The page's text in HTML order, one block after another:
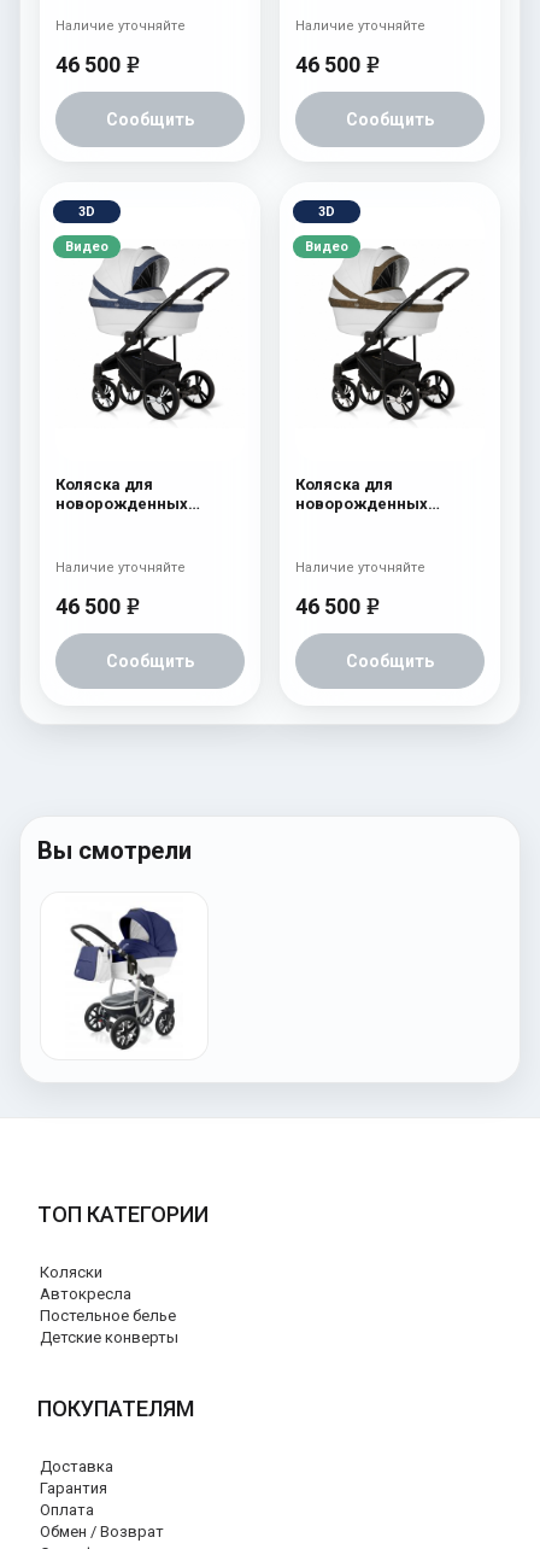
46 500 e
Сообщить
Наличие уточняйте
46 500 e
Сообщить
Наличие уточняйте
3D
Видео
Коляска для
новорожденных
46 500 e
Сообщить
Наличие уточняйте
3D
Видео
Коляска для
новорожденных
46 500 e
Сообщить
Наличие уточняйте
Вы смотрели
ТОП КАТЕГОРИИ
Коляски
Автокресла
Постельное белье
Детские конверты
ПОКУПАТЕЛЯМ
Доставка
Гарантия
Оплата
Обмен / Возврат